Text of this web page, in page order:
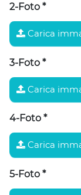
2-Foto *
Carica
3-Foto *
Carica
4-Foto *
Carica
5-Foto *